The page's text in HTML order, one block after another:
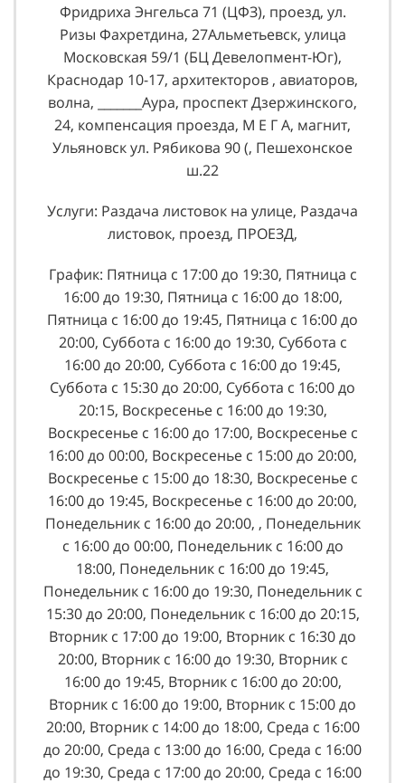
Фридриха Энгельса 71 (ЦФЗ), проезд, ул.
Ризы Фахретдина, 27Альметьевск, улица
Московская 59/1 (БЦ Девелопмент-Юг),
Краснодар 10-17, архитекторов , авиаторов,
волна, _______Аура, проспект Дзержинского,
24, компенсация проезда, М Е Г А, магнит,
Ульяновск ул. Рябикова 90 (, Пешехонское
ш.22
Услуги: Раздача листовок на улице, Раздача
листовок, проезд, ПРОЕЗД,
График: Пятница с 17:00 до 19:30, Пятница с
16:00 до 19:30, Пятница с 16:00 до 18:00,
Пятница с 16:00 до 19:45, Пятница с 16:00 до
20:00, Суббота с 16:00 до 19:30, Суббота с
16:00 до 20:00, Суббота с 16:00 до 19:45,
Суббота с 15:30 до 20:00, Суббота с 16:00 до
20:15, Воскресенье с 16:00 до 19:30,
Воскресенье с 16:00 до 17:00, Воскресенье с
16:00 до 00:00, Воскресенье с 15:00 до 20:00,
Воскресенье с 15:00 до 18:30, Воскресенье с
16:00 до 19:45, Воскресенье с 16:00 до 20:00,
Понедельник с 16:00 до 20:00, , Понедельник
с 16:00 до 00:00, Понедельник с 16:00 до
18:00, Понедельник с 16:00 до 19:45,
Понедельник с 16:00 до 19:30, Понедельник с
15:30 до 20:00, Понедельник с 16:00 до 20:15,
Вторник с 17:00 до 19:00, Вторник с 16:30 до
20:00, Вторник с 16:00 до 19:30, Вторник с
16:00 до 19:45, Вторник с 16:00 до 20:00,
Вторник с 16:00 до 19:00, Вторник с 15:00 до
20:00, Вторник с 14:00 до 18:00, Среда с 16:00
до 20:00, Среда с 13:00 до 16:00, Среда с 16:00
до 19:30, Среда с 17:00 до 20:00, Среда с 16:00